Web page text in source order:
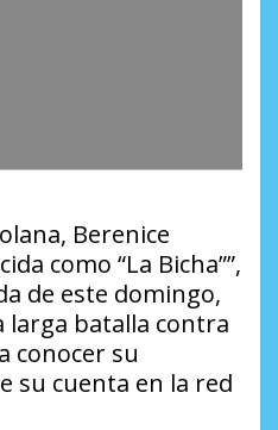
Berenice
como “La Bicha””,
de este domingo,
larga batalla contra
conocer su
su cuenta en la red